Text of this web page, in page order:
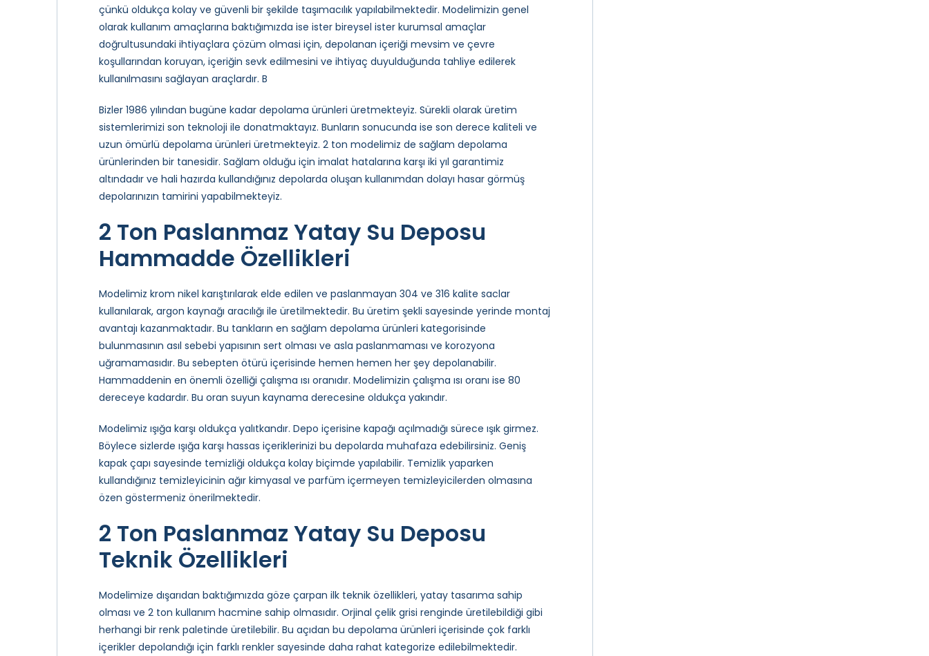
çünkü oldukça kolay ve güvenli bir şekilde taşımacılık yapılabilmektedir. Modelimizin genel
olarak kullanım amaçlarına baktığımızda ise ister bireysel ister kurumsal amaçlar
doğrultusundaki ihtiyaçlara çözüm olmasi için, depolanan içeriği mevsim ve çevre
koşullarından koruyan, içeriğin sevk edilmesini ve ihtiyaç duyulduğunda tahliye edilerek
kullanılmasını sağlayan araçlardır. B
Bizler 1986 yılından bugüne kadar depolama ürünleri üretmekteyiz. Sürekli olarak üretim
sistemlerimizi son teknoloji ile donatmaktayız. Bunların sonucunda ise son derece kaliteli ve
uzun ömürlü depolama ürünleri üretmekteyiz. 2 ton modelimiz de sağlam depolama
ürünlerinden bir tanesidir. Sağlam olduğu için imalat hatalarına karşı iki yıl garantimiz
altındadır ve hali hazırda kullandığınız depolarda oluşan kullanımdan dolayı hasar görmüş
depolarınızın tamirini yapabilmekteyiz.
2 Ton Paslanmaz Yatay Su Deposu
Hammadde Özellikleri
Modelimiz krom nikel karıştırılarak elde edilen ve paslanmayan 304 ve 316 kalite saclar
kullanılarak, argon kaynağı aracılığı ile üretilmektedir. Bu üretim şekli sayesinde yerinde montaj
avantajı kazanmaktadır. Bu tankların en sağlam depolama ürünleri kategorisinde
bulunmasının asıl sebebi yapısının sert olması ve asla paslanmaması ve korozyona
uğramamasıdır. Bu sebepten ötürü içerisinde hemen hemen her şey depolanabilir.
Hammaddenin en önemli özelliği çalışma ısı oranıdır. Modelimizin çalışma ısı oranı ise 80
dereceye kadardır. Bu oran suyun kaynama derecesine oldukça yakındır.
Modelimiz ışığa karşı oldukça yalıtkandır. Depo içerisine kapağı açılmadığı sürece ışık girmez.
Böylece sizlerde ışığa karşı hassas içeriklerinizi bu depolarda muhafaza edebilirsiniz. Geniş
kapak çapı sayesinde temizliği oldukça kolay biçimde yapılabilir. Temizlik yaparken
kullandığınız temizleyicinin ağır kimyasal ve parfüm içermeyen temizleyicilerden olmasına
özen göstermeniz önerilmektedir.
2 Ton Paslanmaz Yatay Su Deposu
Teknik Özellikleri
Modelimize dışarıdan baktığımızda göze çarpan ilk teknik özellikleri, yatay tasarıma sahip
olması ve 2 ton kullanım hacmine sahip olmasıdır. Orjinal çelik grisi renginde üretilebildiği gibi
herhangi bir renk paletinde üretilebilir. Bu açıdan bu depolama ürünleri içerisinde çok farklı
içerikler depolandığı için farklı renkler sayesinde daha rahat kategorize edilebilmektedir.